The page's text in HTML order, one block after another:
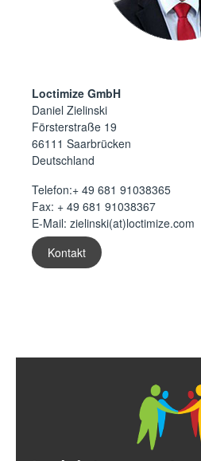
Loctimize GmbH
Daniel Zielinski
Försterstraße 19
66111 Saarbrücken
Deutschland
Telefon:+ 49 681 91038365
Fax: + 49 681 91038367
E-Mail: zielinski(at)loctimize.com
Kontakt